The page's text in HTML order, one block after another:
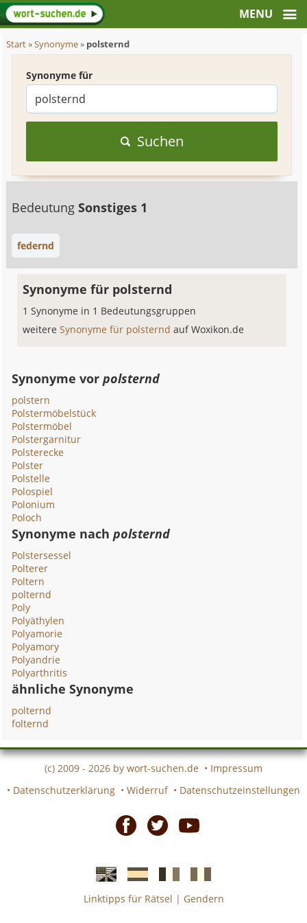
Start»Synonyme» polsternd
Synonyme für
Suchen
BedeutungSonstiges 1
federnd
Synonyme für polsternd
1 Synonyme in 1 Bedeutungsgruppen
weitereSynonyme für polsterndauf Woxikon.de
Synonyme vorpolsternd
polstern
Polstermöbelstück
Polstermöbel
Polstergarnitur
Polsterecke
Polster
Polstelle
Polospiel
Polonium
Poloch
Synonyme nachpolsternd
Polstersessel
Polterer
Poltern
polternd
Poly
Polyäthylen
Polyamorie
Polyamory
Polyandrie
Polyarthritis
ähnliche Synonyme
polternd
folternd
(c) 2009 - 2026 by wort-suchen.de • Impressum
• Datenschutzerklärung • Widerruf • Datenschutzeinstellungen
EnglischeSpanischefranzösicheitalienische
Linktipps für Rätsel | Gendern